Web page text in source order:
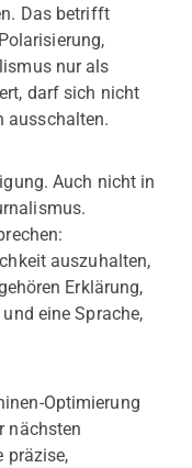
Das betrifft
nur als
darf sich nicht
ausschalten.
Auch nicht in
auszuhalten,
Erklärung,
eine Sprache,
Optimierung
nächsten
präzise,